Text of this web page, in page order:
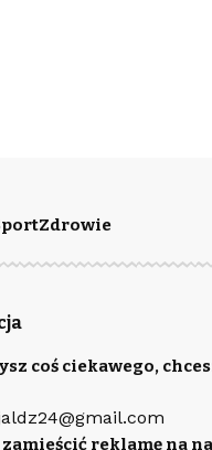
Zdrowie
coś ciekawego,
zamieścić reklamę na